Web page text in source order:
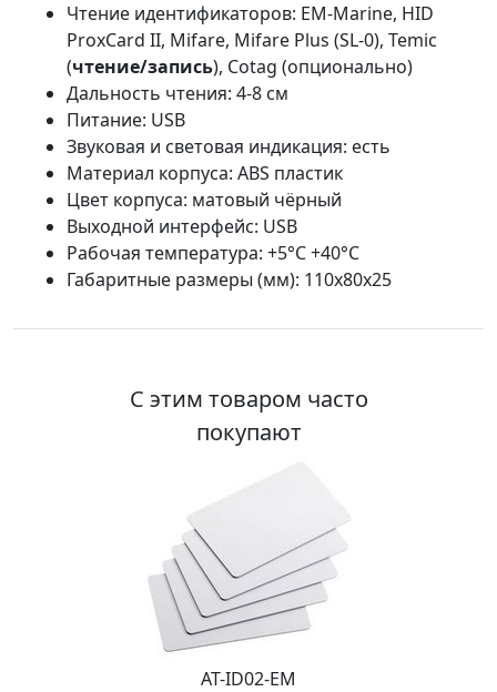
Чтение идентификаторов: EM-Marine, HID
ProxCard II, Mifare, Mifare Plus (SL-0), Temic
(чтение/запись), Cotag (опционально)
Дальность чтения: 4-8 см
Питание: USB
Звуковая и световая индикация: есть
Материал корпуса: ABS пластик
Цвет корпуса: матовый чёрный
Выходной интерфейс: USB
Рабочая температура: +5°С +40°С
Габаритные размеры (мм): 110х80х25
С этим товаром часто
покупают
AT-ID02-EM